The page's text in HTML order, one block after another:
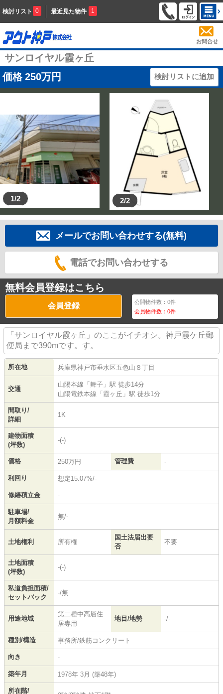
検討リスト 0 最近見た物件 1
お問合せ
サンロイヤル霞ヶ丘
価格 250万円 検討リストに追加
1/2 2/2
メールでお問い合わせする(無料)
電話でお問い合わせする
無料会員登録はこちら
会員登録 公開物件数：0件
会員物件数：0件
「サンロイヤル霞ヶ丘」のここがイチオシ。神戸霞ケ丘郵
便局まで390mです。す。
所在地 兵庫県神戸市垂水区五色山 ８丁目
交通
山陽本線 「 舞子 」駅 徒歩14分
山陽電鉄本線 「 霞ヶ丘 」駅 徒歩1分
間取り/
詳細
1K
建物面積
(坪数)
-(-)
価格 250万円 管理費 -
利回り 想定15.07%/-
修繕積立金 -
駐車場/
月額料金
無/-
土地権利 所有権
国土法届出要
否
不要
土地面積
(坪数)
-(-)
私道負担面積/
セットバック
-/無
用途地域
第二種中高層住
居専用
地目/地勢 -/-
種別/構造 事務所/鉄筋コンクリート
向き -
築年月 1978年 3月 (築48年)
所在階/